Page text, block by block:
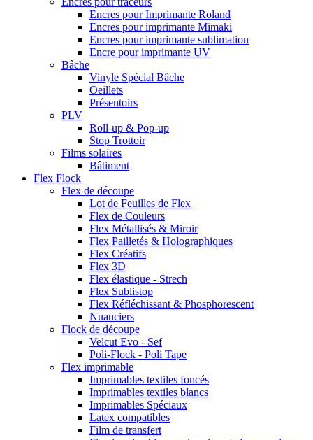
Encres pour Imprimante Roland
Encres pour imprimante Mimaki
Encres pour imprimante sublimation
Encre pour imprimante UV
Bâche
Vinyle Spécial Bâche
Oeillets
Présentoirs
PLV
Roll-up & Pop-up
Stop Trottoir
Films solaires
Bâtiment
Flex Flock
Flex de découpe
Lot de Feuilles de Flex
Flex de Couleurs
Flex Métallisés & Miroir
Flex Pailletés & Holographiques
Flex Créatifs
Flex 3D
Flex élastique - Strech
Flex Sublistop
Flex Réfléchissant & Phosphorescent
Nuanciers
Flock de découpe
Velcut Evo - Sef
Poli-Flock - Poli Tape
Flex imprimable
Imprimables textiles foncés
Imprimables textiles blancs
Imprimables Spéciaux
Latex compatibles
Film de transfert